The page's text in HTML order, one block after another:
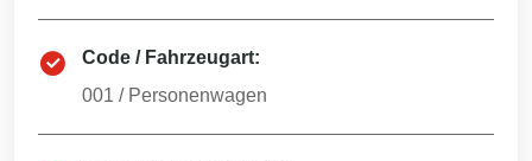
Code / Fahrzeugart:
001 / Personenwagen